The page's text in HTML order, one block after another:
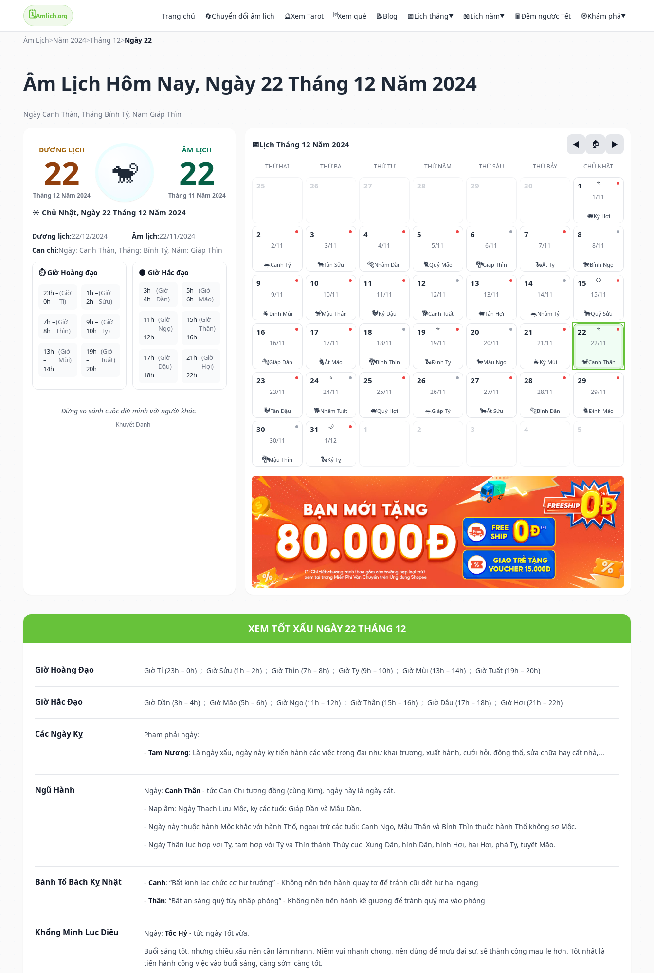
🗓️Amlich.org Trang chủ 🔄Chuyển đổi âm lịch 🔮Xem Tarot 🃏Xem quẻ 📝Blog 📅Lịch tháng▼ 📖Lịch năm▼ 🧧Đếm ngược Tết 🧭Khám phá▼
Âm Lịch>Năm 2024>Tháng 12>Ngày 22
Âm Lịch Hôm Nay, Ngày 22 Tháng 12 Năm 2024
Ngày Canh Thân, Tháng Bính Tý, Năm Giáp Thìn
DƯƠNG LỊCH
22
Tháng 12 Năm 2024
🐒
ÂM LỊCH
22
Tháng 11 Năm 2024
☀️ Chủ Nhật, Ngày 22 Tháng 12 Năm 2024
Dương lịch:22/12/2024 Âm lịch:22/11/2024
Can chi:Ngày: Canh Thân, Tháng: Bính Tý, Năm: Giáp Thìn
⏱️ Giờ Hoàng đạo
23h –
0h
(Giờ
Tí)
1h –
2h
(Giờ
Sửu)
7h –
8h
(Giờ
Thìn)
9h –
10h
(Giờ
Tỵ)
13h
–
14h
(Giờ
Mùi)
19h
–
20h
(Giờ
Tuất)
🌑 Giờ Hắc đạo
3h –
4h
(Giờ
Dần)
5h –
6h
(Giờ
Mão)
11h
–
12h
(Giờ
Ngọ)
15h
–
16h
(Giờ
Thân)
17h
–
18h
(Giờ
Dậu)
21h
–
22h
(Giờ
Hợi)
Đừng so sánh cuộc đời mình với người khác.
— Khuyết Danh
Lịch Tháng 12 Năm 2024
THỨ HAI THỨ BA THỨ TƯ THỨ NĂM THỨ SÁU THỨ BẢY CHỦ NHẬT
25 26 27 28 29 30 ⭐
1
1/11
🐖Kỷ Hợi
2
2/11
🐀Canh Tý
3
3/11
🐂Tân Sửu
4
4/11
🐅Nhâm Dần
5
5/11
🐈Quý Mão
6
6/11
🐉Giáp Thìn
7
7/11
🐍Ất Tỵ
8
8/11
🐎Bính Ngọ
9
9/11
🐐Đinh Mùi
10
10/11
🐒Mậu Thân
11
11/11
🐓Kỷ Dậu
12
12/11
🐕Canh Tuất
13
13/11
🐖Tân Hợi
14
14/11
🐀Nhâm Tý
🌕
15
15/11
🐂Quý Sửu
16
16/11
🐅Giáp Dần
17
17/11
🐈Ất Mão
18
18/11
🐉Bính Thìn
⭐
19
19/11
🐍Đinh Tỵ
20
20/11
🐎Mậu Ngọ
21
21/11
🐐 Kỷ Mùi
⭐
22
22/11
🐒Canh Thân
23
23/11
🐓Tân Dậu
⭐
24
24/11
🐕Nhâm Tuất
25
25/11
🐖Quý Hợi
26
26/11
🐀Giáp Tý
27
27/11
🐂Ất Sửu
28
28/11
🐅Bính Dần
29
29/11
🐈Đinh Mão
30
30/11
🐉Mậu Thìn
🌙
31
1/12
🐍Kỷ Tỵ
1 2 3 4 5
XEM TỐT XẤU NGÀY 22 THÁNG 12
Giờ Hoàng Đạo Giờ Tí (23h – 0h) ; Giờ Sửu (1h – 2h) ; Giờ Thìn (7h – 8h) ; Giờ Tỵ (9h – 10h) ; Giờ Mùi (13h – 14h) ; Giờ Tuất (19h – 20h)
Giờ Hắc Đạo Giờ Dần (3h – 4h) ; Giờ Mão (5h – 6h) ; Giờ Ngọ (11h – 12h) ; Giờ Thân (15h – 16h) ; Giờ Dậu (17h – 18h) ; Giờ Hợi (21h – 22h)
Các Ngày Kỵ
Phạm phải ngày:
- Tam Nương: Là ngày xấu, ngày này kỵ tiến hành các việc trọng đại như khai trương, xuất hành, cưới hỏi, động thổ, sửa chữa hay cất nhà,...
Ngũ Hành Ngày: Canh Thân - tức Can Chi tương đồng (cùng Kim), ngày này là ngày cát.
- Nạp âm: Ngày Thạch Lựu Mộc, kỵ các tuổi: Giáp Dần và Mậu Dần.
- Ngày này thuộc hành Mộc khắc với hành Thổ, ngoại trừ các tuổi: Canh Ngọ, Mậu Thân và Bính Thìn thuộc hành Thổ không sợ Mộc.
- Ngày Thân lục hợp với Tỵ, tam hợp với Tý và Thìn thành Thủy cục. Xung Dần, hình Dần, hình Hợi, hại Hợi, phá Tỵ, tuyệt Mão.
Bành Tổ Bách Kỵ Nhật - Canh: “Bất kinh lạc chức cơ hư trướng” - Không nên tiến hành quay tơ để tránh cũi dệt hư hại ngang
- Thân: “Bất an sàng quỷ túy nhập phòng” - Không nên tiến hành kê giường để tránh quỷ ma vào phòng
Khổng Minh Lục Diệu Ngày: Tốc Hỷ - tức ngày Tốt vừa.
Buổi sáng tốt, nhưng chiều xấu nên cần làm nhanh. Niềm vui nhanh chóng, nên dùng để mưu đại sự, sẽ thành công mau lẹ hơn. Tốt nhất là
tiến hành công việc vào buổi sáng, càng sớm càng tốt.